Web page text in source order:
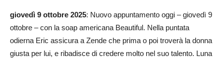
giovedì 9 ottobre 2025: Nuovo appuntamento oggi – giovedì 9
ottobre – con la soap americana Beautiful. Nella puntata
odierna Eric assicura a Zende che prima o poi troverà la donna
giusta per lui, e ribadisce di credere molto nel suo talento. Luna